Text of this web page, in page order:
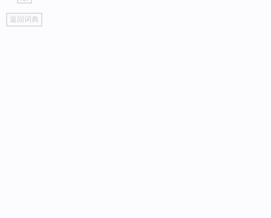
go
top
返回词典